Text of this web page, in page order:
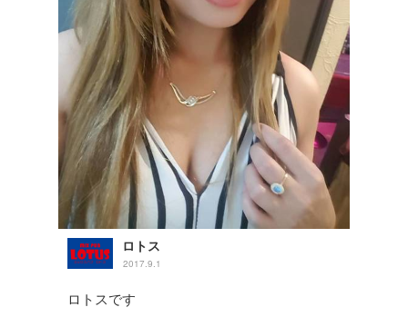
ロトス
2017.9.1
ロトスです